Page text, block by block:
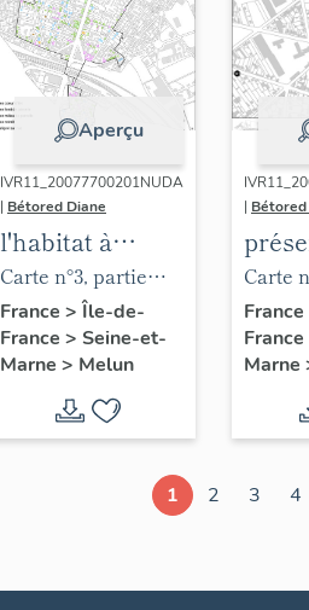
Aperçu
IVR11_20077700201NUDA
| Bétored Diane
l'habitat à
Melun
Carte n°3, partie
sud : l'implantation
du bâti par rapport
à la rue.
France > Île-de-
France > Seine-et-
Marne > Melun
|
Carte
partie
France
France
Marne
1 2 3 4